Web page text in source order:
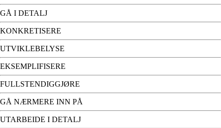
GÅ I DETALJ
KONKRETISERE
UTVIKLEBELYSE
EKSEMPLIFISERE
FULLSTENDIGGJØRE
GÅ NÆRMERE INN PÅ
UTARBEIDE I DETALJ